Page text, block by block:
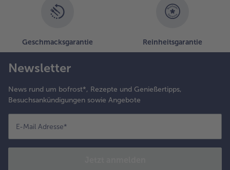
Geschmacksgarantie Reinheitsgarantie
Newsletter
News rund um bofrost*, Rezepte und Genießertipps,
Besuchsankündigungen sowie Angebote
E-Mail Adresse*